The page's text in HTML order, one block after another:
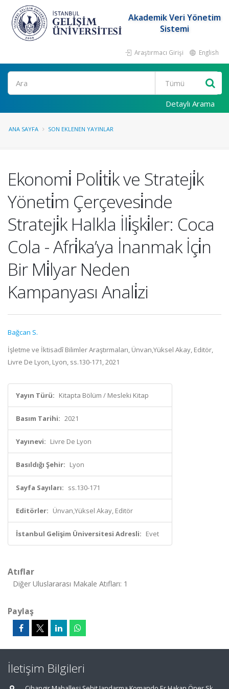
Akademik Veri Yönetim
Sistemi
Araştırmacı Girişi English
Ara
Detaylı Arama
ANA SAYFA SON EKLENEN YAYINLAR
Ekonomi̇ Poli̇ti̇k ve Strateji̇k
Yöneti̇m Çerçevesi̇nde
Strateji̇k Halkla İli̇şki̇ler: Coca
Cola - Afri̇ka’ya İnanmak İçi̇n
Bir Mi̇lyar Neden
Kampanyası Anali̇zi
Bağcan S.
İşletme ve İktisadî Bilimler Araştırmaları, Ünvan,Yüksel Akay, Editör,
Livre De Lyon, Lyon, ss.130-171, 2021
Yayın Türü: Kitapta Bölüm / Mesleki Kitap
Basım Tarihi: 2021
Yayınevi: Livre De Lyon
Basıldığı Şehir: Lyon
Sayfa Sayıları: ss.130-171
Editörler: Ünvan,Yüksel Akay, Editör
İstanbul Gelişim Üniversitesi Adresli: Evet
Atıflar
Diğer Uluslararası Makale Atıfları: 1
Paylaş
İletişim Bilgileri